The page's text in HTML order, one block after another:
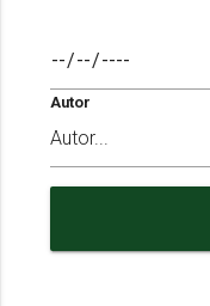
Autor